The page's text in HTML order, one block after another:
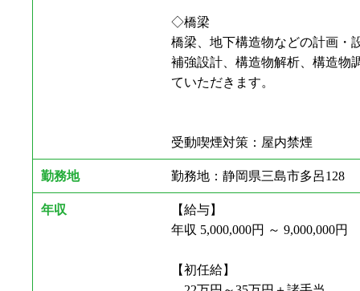
◇橋梁
橋梁、地下構造物などの計画・
補強設計、構造物解析、構造物
ていただきます。
受動喫煙対策：屋内禁煙
勤務地 勤務地：静岡県三島市多呂128
年収
【給与】
年収 5,000,000円 ～ 9,000,000円
【初任給】